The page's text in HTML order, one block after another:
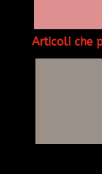
Articoli che